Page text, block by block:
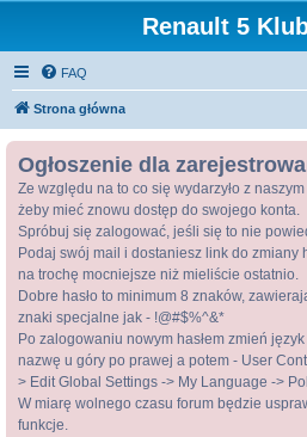
Renault 5
FAQ
Strona główna
Ogłoszenie dla
Ze względu na to co się wydarzyło z
żeby mieć znowu dostęp do swojego konta.
Spróbuj się zalogować, jeśli się to nie
Podaj swój mail i dostaniesz link do zmiany
na trochę mocniejsze niż mieliście ostatnio.
Dobre hasło to minimum 8 znaków,
znaki specjalne jak - !@#$%^&*
Po zalogowaniu nowym hasłem zmień
nazwę u góry po prawej a potem - User
> Edit Global Settings -> My Language ->
W miarę wolnego czasu forum będzie
funkcje.